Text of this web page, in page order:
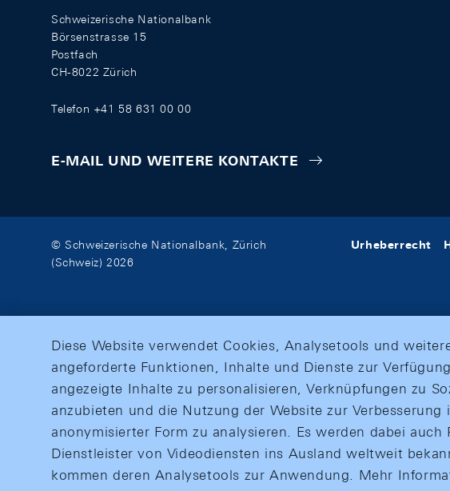
Schweizerische Nationalbank
Börsenstrasse 15
Postfach
CH-8022 Zürich
Telefon +41 58 631 00 00
E-MAIL UND WEITERE KONTAKTE
© Schweizerische Nationalbank, Zürich
(Schweiz) 2026
Urheberrecht
Diese Website verwendet Cookies, Analysetools und
angeforderte Funktionen, Inhalte und Dienste zur
angezeigte Inhalte zu personalisieren, Verknüpfungen zu
anzubieten und die Nutzung der Website zur Verbesserung
anonymisierter Form zu analysieren. Es werden dabei auch
Dienstleister von Videodiensten ins Ausland weltweit
kommen deren Analysetools zur Anwendung. Mehr